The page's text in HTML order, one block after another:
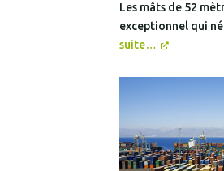
Les mâts de 52
exceptionnel qui
suite…